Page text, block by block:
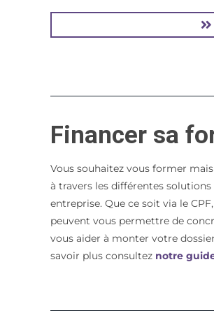
Financer sa
Vous souhaitez vous former
à travers les différentes
entreprise. Que ce soit via le
peuvent vous permettre de
vous aider à monter votre
savoir plus consulteznotre